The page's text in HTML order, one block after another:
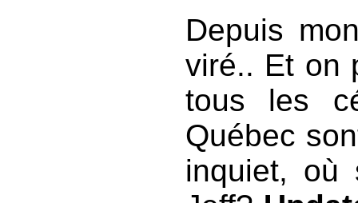
Depuis
viré.. Et on
tous les
Québec
inquiet, où